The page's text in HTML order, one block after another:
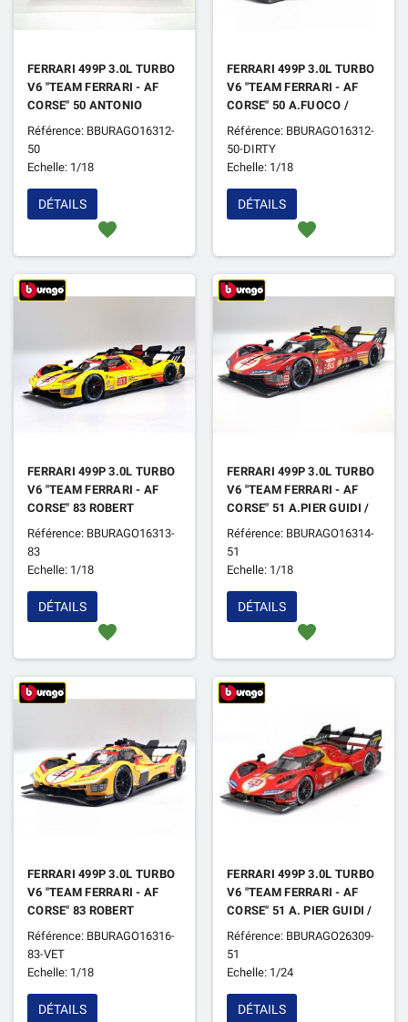
FERRARI 499P 3.0L TURBO
V6 "TEAM FERRARI - AF
CORSE" 50 ANTONIO
FUOCO / MIGUEL MOLINA
/ NICKLAS NIELSEN 24H
DU MANS 2024 1ER
Référence: BBURAGO16312-
50
Echelle: 1/18
favorite
DÉTAILS
FERRARI 499P 3.0L TURBO
V6 "TEAM FERRARI - AF
CORSE" 50 A.FUOCO /
M.MOLINA / N.NIELSEN
24H DU MANS 2024 1ER
VERSION SALIE
Référence: BBURAGO16312-
50-DIRTY
Echelle: 1/18
favorite
DÉTAILS
FERRARI 499P 3.0L TURBO
V6 "TEAM FERRARI - AF
CORSE" 83 ROBERT
KUBICA / ROBERT
SHWARTZMAN / YIFEI YE
24H DU MANS 2024
Référence: BBURAGO16313-
83
Echelle: 1/18
favorite
DÉTAILS
FERRARI 499P 3.0L TURBO
V6 "TEAM FERRARI - AF
CORSE" 51 A.PIER GUIDI /
J.CALADO /
A.GIOVINAZZI 24H DU
MANS 2024 3EME
Référence: BBURAGO16314-
51
Echelle: 1/18
favorite
DÉTAILS
FERRARI 499P 3.0L TURBO
V6 "TEAM FERRARI - AF
CORSE" 83 ROBERT
KUBICA / PHIL HANSON /
YIFEI YE 24H DU MANS
2025 1ER (VITRINE)
Référence: BBURAGO16316-
83-VET
Echelle: 1/18
DÉTAILS
FERRARI 499P 3.0L TURBO
V6 "TEAM FERRARI - AF
CORSE" 51 A. PIER GUIDI /
JAMES CALADO /
ANTONIO GIOVINAZZI
24H DU MANS 2023 1ER
Référence: BBURAGO26309-
51
Echelle: 1/24
DÉTAILS